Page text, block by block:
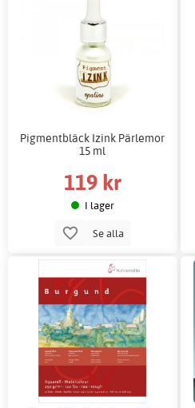
Pigmentbläck Izink Pärlemor
15 ml
119 kr
I lager
Se alla